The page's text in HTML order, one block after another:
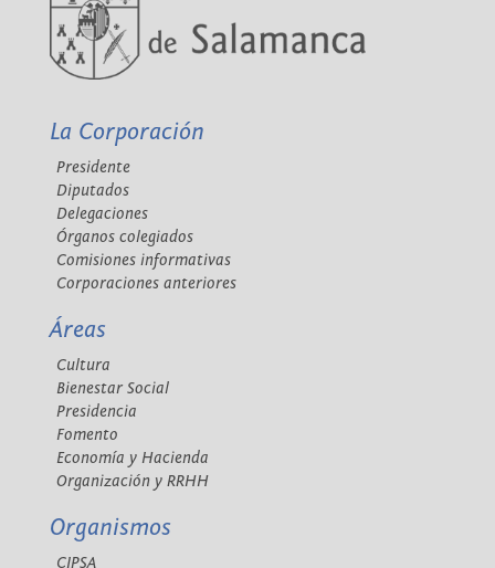
La Corporación
Presidente
Diputados
Delegaciones
Órganos colegiados
Comisiones informativas
Corporaciones anteriores
Áreas
Cultura
Bienestar Social
Presidencia
Fomento
Economía y Hacienda
Organización y RRHH
Organismos
CIPSA